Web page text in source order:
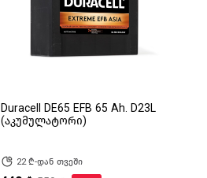
Duracell DE65 EFB 65 Ah. D23L
(აკუმულატორი)
22 ₾-დან თვეში